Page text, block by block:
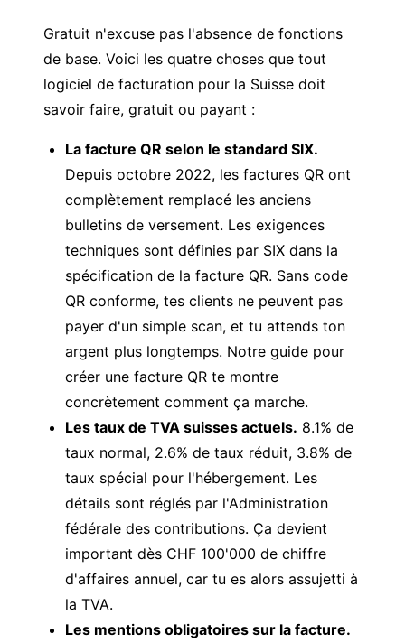
Gratuit n'excuse pas l'absence de fonctions
de base. Voici les quatre choses que tout
logiciel de facturation pour la Suisse doit
savoir faire, gratuit ou payant :
La facture QR selon le standard SIX.
Depuis octobre 2022, les factures QR ont
complètement remplacé les anciens
bulletins de versement. Les exigences
techniques sont définies par SIX dans la
spécification de la facture QR. Sans code
QR conforme, tes clients ne peuvent pas
payer d'un simple scan, et tu attends ton
argent plus longtemps. Notre guide pour
créer une facture QR te montre
concrètement comment ça marche.
Les taux de TVA suisses actuels. 8.1% de
taux normal, 2.6% de taux réduit, 3.8% de
taux spécial pour l'hébergement. Les
détails sont réglés par l'Administration
fédérale des contributions. Ça devient
important dès CHF 100'000 de chiffre
d'affaires annuel, car tu es alors assujetti à
la TVA.
Les mentions obligatoires sur la facture.